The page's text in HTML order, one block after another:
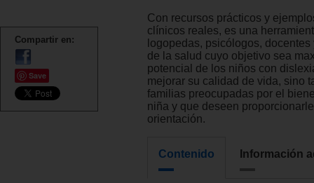
Compartir en:
Save
Con recursos prácticos y
clínicos reales, es una
logopedas, psicólogos,
de la salud cuyo objetivo sea
potencial de los niños con
mejorar su calidad de vida, sino
familias preocupadas por el
niña y que deseen
orientación.
Contenido Información